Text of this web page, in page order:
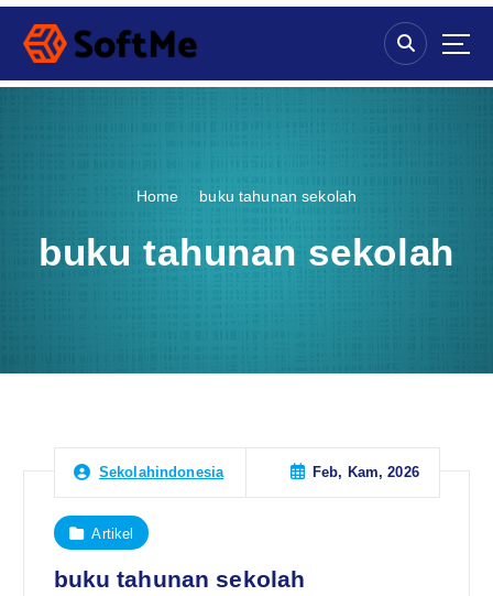
S
p
Home buku tahunan sekolah
buku tahunan sekolah
Sekolahindonesia Feb, Kam, 2026
Artikel
buku tahunan sekolah